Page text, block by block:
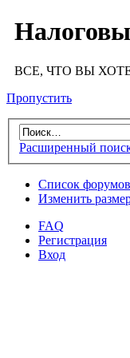
ВСЕ, ЧТО ВЫ
Пропустить
Расширенный
Список форумов
Изменить
FAQ
Регистрация
Вход